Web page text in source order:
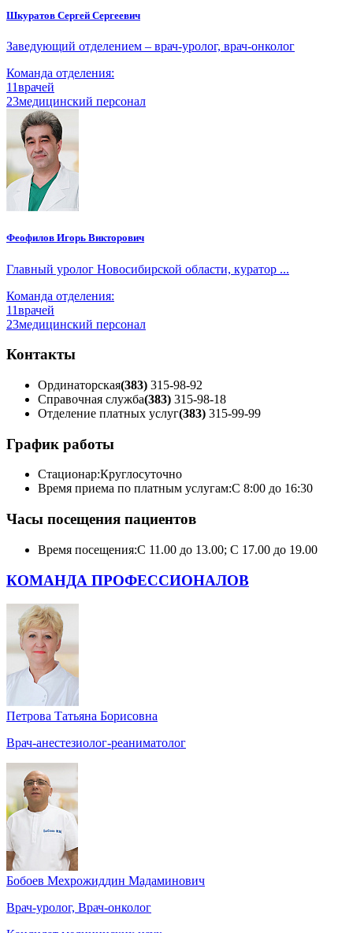
Шкуратов Сергей Сергеевич
Заведующий отделением – врач-уролог, врач-онколог
Команда отделения:
11врачей
23медицинский персонал
Феофилов Игорь Викторович
Главный уролог Новосибирской области, куратор ...
Команда отделения:
11врачей
23медицинский персонал
Контакты
Ординаторская(383) 315-98-92
Справочная служба(383) 315-98-18
Отделение платных услуг(383) 315-99-99
График работы
Стационар:Круглосуточно
Время приема по платным услугам:С 8:00 до 16:30
Часы посещения пациентов
Время посещения:С 11.00 до 13.00; С 17.00 до 19.00
КОМАНДА ПРОФЕССИОНАЛОВ
Петрова Татьяна Борисовна
Врач-анестезиолог-реаниматолог
Бобоев Мехрожиддин Мадаминович
Врач-уролог, Врач-онколог